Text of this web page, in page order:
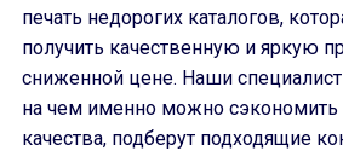
печать недорогих каталогов,
получить качественную и яркую
сниженной цене. Наши
на чем именно можно сэкономить
качества, подберут подходящие